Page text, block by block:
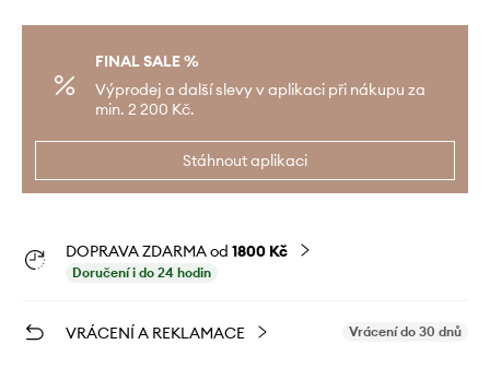
FINAL SALE %
Výprodej a další slevy v aplikaci při nákupu za
min. 2 200 Kč.
Stáhnout aplikaci
DOPRAVA ZDARMA od 1800 Kč
Doručení i do 24 hodin
VRÁCENÍ A REKLAMACE Vrácení do 30 dnů